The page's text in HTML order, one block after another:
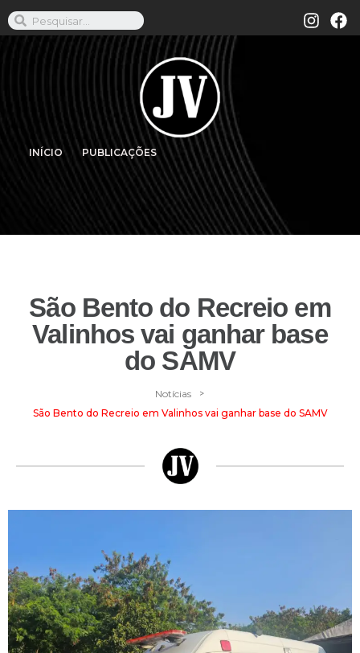
INÍCIO PUBLICAÇÕES
São Bento do Recreio em
Valinhos vai ganhar base
do SAMV
Notícias >
São Bento do Recreio em Valinhos vai ganhar base do SAMV